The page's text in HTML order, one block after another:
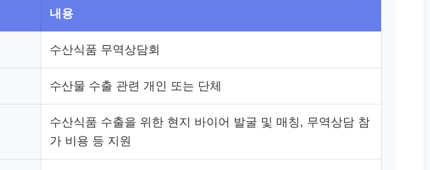
내용
수산식품 무역상담회
수산물 수출 관련 개인 또는 단체
수산식품 수출을 위한 현지 바이어 발굴 및 매칭, 무역상담 참
가 비용 등 지원